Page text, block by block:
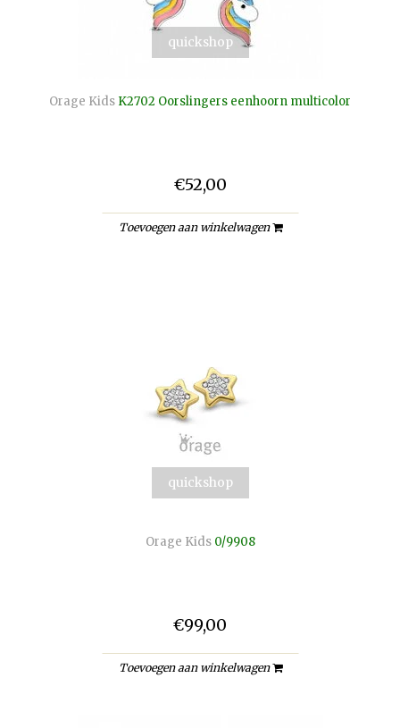
quickshop
Orage Kids K2702 Oorslingers eenhoorn multicolor
€52,00
Toevoegen aan winkelwagen
quickshop
Orage Kids 0/9908
€99,00
Toevoegen aan winkelwagen